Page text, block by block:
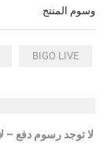
وسوم المنتج
BIGO LIVE
لا توجد رسوم دفع –